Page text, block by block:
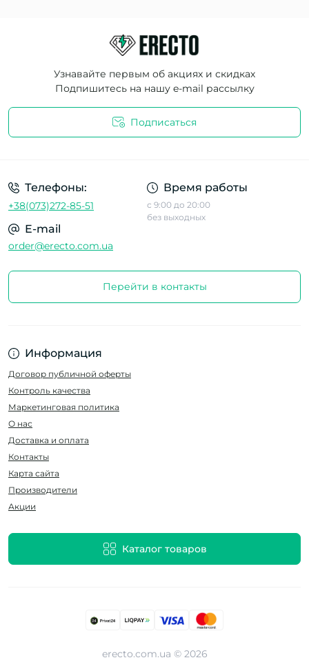
Узнавайте первым об акциях и скидках
Подпишитесь на нашу e-mail рассылку
Подписаться
Телефоны:
+38(073)272-85-51
Время работы
с 9:00 до 20:00
без выходных
E-mail
order@erecto.com.ua
Перейти в контакты
Информация
Договор публичной оферты
Контроль качества
Маркетинговая политика
О нас
Доставка и оплата
Контакты
Карта сайта
Производители
Акции
Каталог товаров
erecto.com.ua © 2026